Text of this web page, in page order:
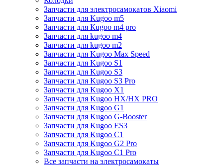
Запчасти для электросамокатов Xiaomi
Запчасти для Kugoo m5
Запчасти для Кugoo m4 pro
Запчасти для kugoo m4
Запчасти для kugoo m2
Запчасти для Kugoo Max Speed
Запчасти для Kugoo S1
Запчасти для Kugoo S3
Запчасти для Kugoo S3 Pro
Запчасти для Kugoo X1
Запчасти для Kugoo HX/HX PRO
Запчасти для Kugoo G1
Запчасти для Kugoo G-Booster
Запчасти для Kugoo ES3
Запчасти для Kugoo C1
Запчасти для Kugoo G2 Pro
Запчасти для Kugoo C1 Pro
Все запчасти на электросамокаты